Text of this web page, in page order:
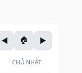
CHỦ NHẬT